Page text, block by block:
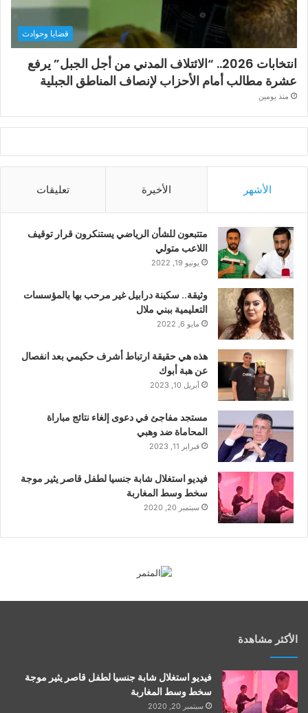
قضايا وحوادث
انتخابات 2026.. “الائتلاف المدني من أجل الجبل” يرفع
عشرة مطالب أمام الأحزاب لإنصاف المناطق الجبلية
منذ يومين
الأشهر الأخيرة تعليقات
متتبعون للشأن الرياضي يستنكرون قرار توقيف
اللاعب متولي
يونيو 19, 2022
وثيقة.. سكينة درابيل غير مرحب بها بالمؤسسات
التعليمية ببني ملال
مايو 6, 2022
هذه هي حقيقة ارتباط أشرف حكيمي بعد انفصال
عن هبة أبوك
أبريل 10, 2023
مستجد مفاجئ في دعوى إلغاء نتائج مباراة
المحاماة ضد وهبي
فبراير 11, 2023
فيديو استغلال شابة جنسيا لطفل قاصر يثير موجة
سخط وسط المغاربة
سبتمبر 20, 2020
الأكثر مشاهدة
فيديو استغلال شابة جنسيا لطفل قاصر يثير موجة
سخط وسط المغاربة
سبتمبر 20, 2020